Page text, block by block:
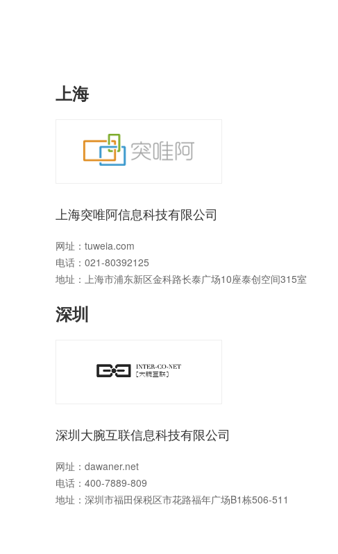
上海
上海突唯阿信息科技有限公司
网址： tuweia.com
电话： 021-80392125
地址：上海市浦东新区金科路长泰广场10座泰创空间315室
深圳
深圳大腕互联信息科技有限公司
网址： dawaner.net
电话： 400-7889-809
地址：深圳市福田保税区市花路福年广场B1栋506-511